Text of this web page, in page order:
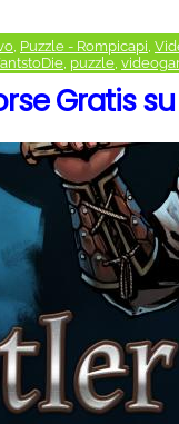
, Puzzle - Rompicapi,
, puzzle,
Gratis